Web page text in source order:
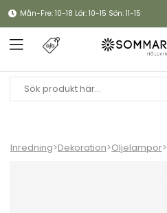
Mån-Fre: 10-18 Lör: 10-15 Sön: 11-15
Inredning>Dekoration>Oljelampor>